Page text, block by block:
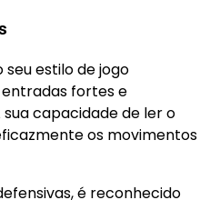
estilo de jogo
fortes e
capacidade de ler o
os movimentos
é reconhecido